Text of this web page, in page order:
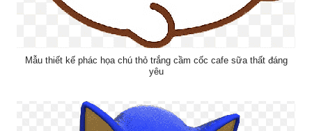
Mẫu thiết kế phác họa chú thỏ trắng cầm cốc cafe sữa thất đáng
yêu